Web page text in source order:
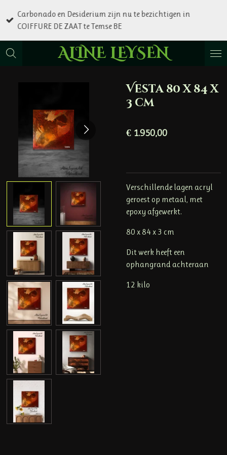
direct
de
hoofdinhoud
ALINE LEYSEN
Carbonado en Desiderium zijn nu te bezichtigen in
COIFFURE DE ZAAT te Temse BE
Vesta 80 x 84 x
3 cm
€ 1.950,00
Verschillende lagen acryl
geroest op metaal, met
epoxy afgewerkt.
80 x 84 x 3 cm
Dit werk heeft een
ophangrand achteraan
12 kilo